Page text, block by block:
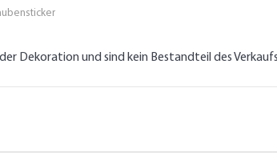
Dekoration und sind kein Bestandteil des